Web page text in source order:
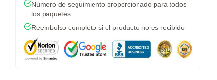
Número de seguimiento proporcionado para todos
los paquetes
Reembolso completo si el producto no es recibido